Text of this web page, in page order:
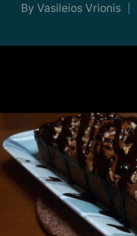
Posted
By Vasileios Vrionis